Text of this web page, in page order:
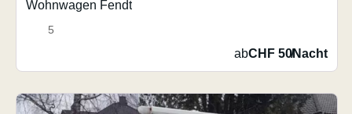
Wohnwagen Fendt
5
abCHF 50/Nacht